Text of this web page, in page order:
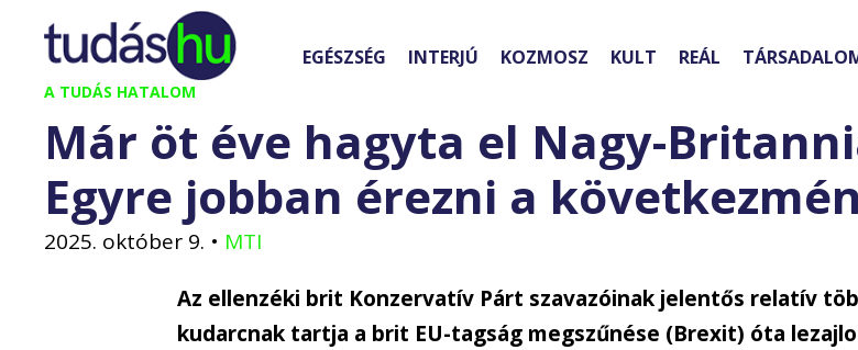
Kilépés
tartalomba
A TUDÁS HATALOM
EGÉSZSÉG INTERJÚ KOZMOSZ KULT REÁL
Már öt éve hagyta el Nagy-
Egyre jobban érezni a
2025. október 9. • MTI
Az ellenzéki brit Konzervatív Párt szavazóinak jelentős relatív
kudarcnak tartja a brit EU-tagság megszűnése (Brexit) óta